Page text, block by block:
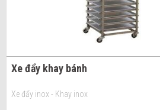
Xe đẩy khay bánh
Xe đẩy inox - Khay inox